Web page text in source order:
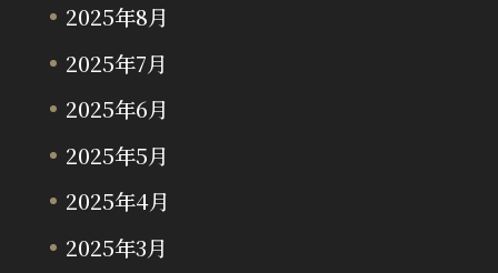
2025年8月
2025年7月
2025年6月
2025年5月
2025年4月
2025年3月